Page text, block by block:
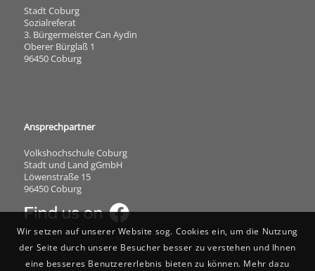
3. Bürgermeister Can Aydin
Oberer Bürglaß 1
96450 Coburg
Volkshochschule Coburg
Löwenstraße 15
96450 Coburg
Wir setzen auf unserer Website sog. Cookies ein, um die Nutzung
der Seite durch unsere Besucher besser zu verstehen und Ihnen
eine besseres Benutzererlebnis bieten zu können. Mehr dazu